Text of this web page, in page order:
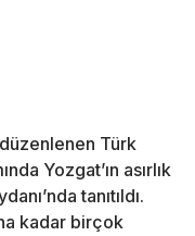
Türk
Yozgat’ın asırlık
tanıtıldı.
kadar birçok